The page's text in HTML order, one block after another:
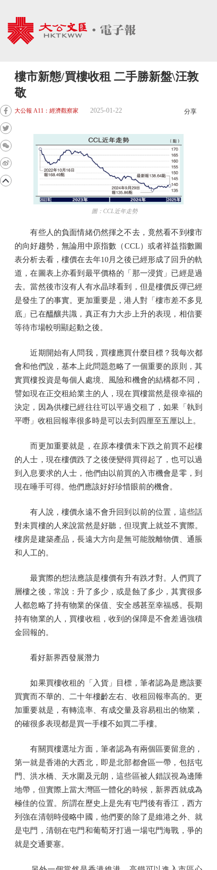
樓市新態/買樓收租 二手勝新盤\汪敦
敬
大公報 A11：經濟觀察家 2025-01-22 分享
圖：CCL近年走勢
有些人的負面情緒仍然揮之不去，竟然看不到樓市
的向好趨勢，無論用中原指數（CCL）或者祥益指數圖
表分析去看，樓價在去年10月之後已經形成了回升的軌
道，在圖表上亦看到最平價格的「那一浸貨」已經是過
去。當然後市沒有人有水晶球看到，但是樓價反彈已經
是發生了的事實。更加重要是，港人對「樓市差不多見
底」已在醞釀共識，真正有力大步上升的表現，相信要
等待市場較明顯起動之後。
近期開始有人問我，買樓應買什麼目標？我每次都
會和他們說，基本上此問題忽略了一個重要的原則，其
實買樓投資是每個人處境、風險和機會的結構都不同，
譬如現在正交租給業主的人，現在買樓當然是很幸福的
決定，因為供樓已經往往可以平過交租了，如果「執到
平嘢」收租回報率很多時是可以去到四厘至五厘以上。
而更加重要就是，在原本樓價未下跌之前買不起樓
的人士，現在樓價跌了之後便變得買得起了，也可以過
到入息要求的人士，他們由以前買的入市機會是零，到
現在唾手可得。他們應該好好珍惜眼前的機會。
有人說，樓價永遠不會升回到以前的位置，這些話
對未買樓的人來說當然是好聽，但現實上就並不實際。
樓房是建築產品，長遠大方向是無可能脫離物價、通脹
和人工的。
最實際的想法應該是樓價有升有跌才對。人們買了
層樓之後，常說：升了多少，或是蝕了多少，其實很多
人都忽略了持有物業的保值、安全感甚至幸福感。長期
持有物業的人，買樓收租，收到的保障是不會差過強積
金回報的。
看好新界西發展潛力
如果買樓收租的「入貨」目標，筆者認為是應該要
買實而不華的、二十年樓齡左右、收租回報率高的。更
加重要就是，有轉流率、有成交量及容易租出的物業，
的確很多表現都是買一手樓不如買二手樓。
有關買樓選址方面，筆者認為有兩個區要留意的，
第一就是香港的大西北，即是北部都會區一帶，包括屯
門、洪水橋、天水圍及元朗，這些區被人錯誤視為邊陲
地帶，但實際上當大灣區一體化的時候，新界西就成為
極佳的位置。所謂在歷史上是先有屯門後有香江，西方
列強在清朝時侵略中國，他們要的除了是維港之外、就
是屯門，清朝在屯門和葡萄牙打過一場屯門海戰，爭的
就是交通要塞。